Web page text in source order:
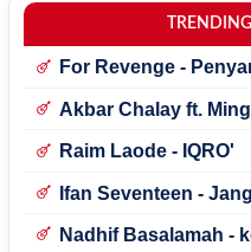
For Revenge -
Akbar Chalay ft.
Raim Laode - IQRO'
Ifan Seventeen -
Nadhif Basalamah -